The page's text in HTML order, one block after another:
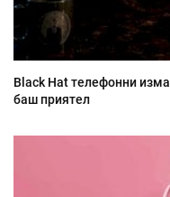
Black Hat телефонни
баш приятел